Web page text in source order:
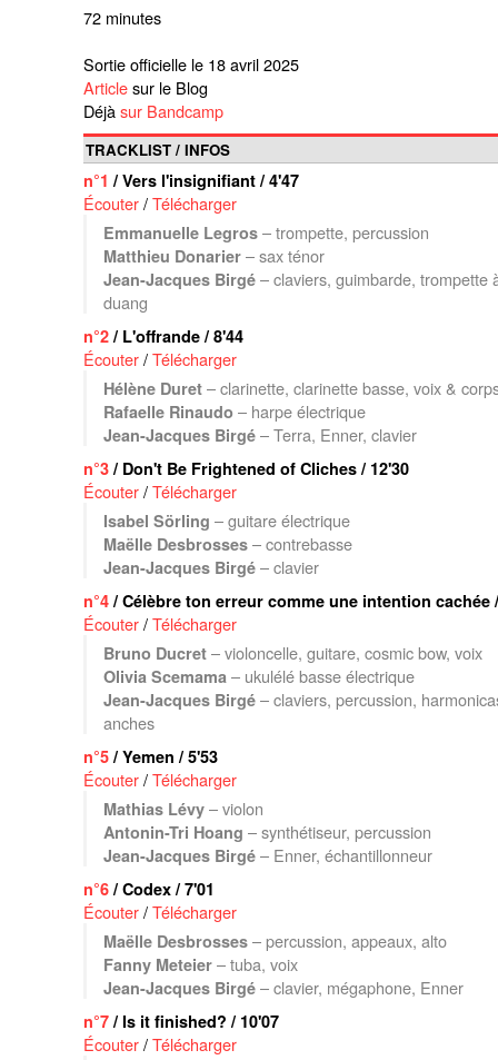
72 minutes
Sortie officielle le 18 avril 2025
Articlesur le Blog
Déjàsur Bandcamp
TRACKLIST / INFOS
n°1 / Vers l'insignifiant / 4'47
Écouter/Télécharger
Emmanuelle Legros – trompette, percussion
Matthieu Donarier – sax ténor
Jean-Jacques Birgé – claviers, guimbarde, trompette
duang
n°2 / L'offrande / 8'44
Écouter/Télécharger
Hélène Duret – clarinette, clarinette basse, voix &
Rafaelle Rinaudo – harpe électrique
Jean-Jacques Birgé – Terra, Enner, clavier
n°3 / Don't Be Frightened of Cliches / 12'30
Écouter/Télécharger
Isabel Sörling – guitare électrique
Maëlle Desbrosses – contrebasse
Jean-Jacques Birgé – clavier
n°4 / Célèbre ton erreur comme une intention cachée
Écouter/Télécharger
Bruno Ducret – violoncelle, guitare, cosmic bow, voix
Olivia Scemama – ukulélé basse électrique
Jean-Jacques Birgé – claviers, percussion,
anches
n°5 / Yemen / 5'53
Écouter/Télécharger
Mathias Lévy – violon
Antonin-Tri Hoang – synthétiseur, percussion
Jean-Jacques Birgé – Enner, échantillonneur
n°6 / Codex / 7'01
Écouter/Télécharger
Maëlle Desbrosses – percussion, appeaux, alto
Fanny Meteier – tuba, voix
Jean-Jacques Birgé – clavier, mégaphone, Enner
n°7 / Is it finished? / 10'07
Écouter/Télécharger